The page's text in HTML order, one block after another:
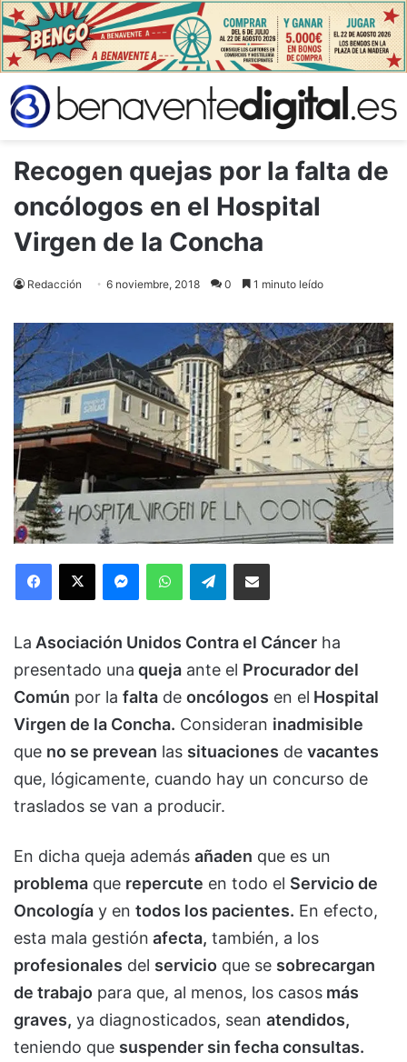
Recogen quejas por la falta de
oncólogos en el Hospital
Virgen de la Concha
Redacción 6 noviembre, 2018 0 1 minuto leído
Telegram
La Asociación Unidos Contra el Cáncer ha
presentado una queja ante el Procurador del
Común por la falta de oncólogos en el Hospital
Virgen de la Concha. Consideran inadmisible
que no se prevean las situaciones de vacantes
que, lógicamente, cuando hay un concurso de
traslados se van a producir.
En dicha queja además añaden que es un
problema que repercute en todo el Servicio de
Oncología y en todos los pacientes. En efecto,
esta mala gestión afecta, también, a los
profesionales del servicio que se sobrecargan
de trabajo para que, al menos, los casos más
graves, ya diagnosticados, sean atendidos,
teniendo que suspender sin fecha consultas.